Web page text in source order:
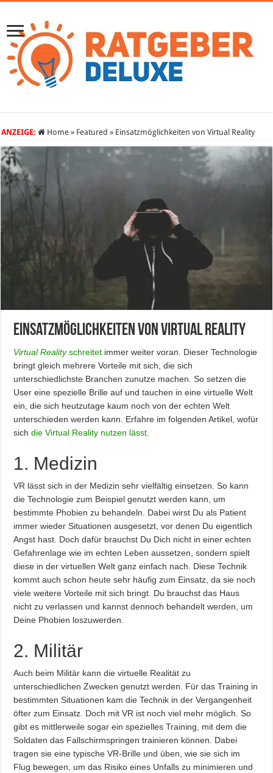
ANZEIGE: Home » Featured » Einsatzmöglichkeiten von Virtual Reality
Einsatzmöglichkeiten von Virtual Reality
Virtual Realityschreitet immer weiter voran. Dieser Technologie
bringt gleich mehrere Vorteile mit sich, die sich
unterschiedlichste Branchen zunutze machen. So setzen die
User eine spezielle Brille auf und tauchen in eine virtuelle Welt
ein, die sich heutzutage kaum noch von der echten Welt
unterschieden werden kann. Erfahre im folgenden Artikel, wofür
sichdie Virtual Reality nutzen lässt
1. Medizin
VR lässt sich in der Medizin sehr vielfältig einsetzen. So kann
die Technologie zum Beispiel genutzt werden kann, um
bestimmte Phobien zu behandeln. Dabei wirst Du als Patient
immer wieder Situationen ausgesetzt, vor denen Du eigentlich
Angst hast. Doch dafür brauchst Du Dich nicht in einer echten
Gefahrenlage wie im echten Leben aussetzen, sondern spielt
diese in der virtuellen Welt ganz einfach nach. Diese Technik
kommt auch schon heute sehr häufig zum Einsatz, da sie noch
viele weitere Vorteile mit sich bringt. Du brauchst das Haus
nicht zu verlassen und kannst dennoch behandelt werden, um
Deine Phobien loszuwerden.
2. Militär
Auch beim Militär kann die virtuelle Realität zu
unterschiedlichen Zwecken genutzt werden. Für das Training in
bestimmten Situationen kam die Technik in der Vergangenheit
öfter zum Einsatz. Doch mit VR ist noch viel mehr möglich. So
gibt es mittlerweile sogar ein spezielles Training, mit dem die
Soldaten das Fallschirmspringen trainieren können. Dabei
tragen sie eine typische VR-Brille und üben, wie sie sich im
Flug bewegen, um das Risiko eines Unfalls zu minimieren und